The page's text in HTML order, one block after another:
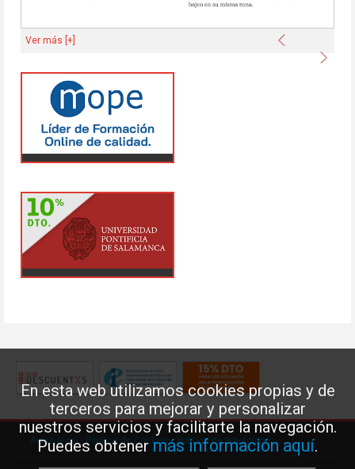
En esta web utilizamos cookies propias y de
terceros para mejorar y personalizar
nuestros servicios y facilitarte la navegación.
Puedes obtenermás información aquí.
Anterior
Ver más [+]
Aviso legal·Política de Cookies·Política de privacidad